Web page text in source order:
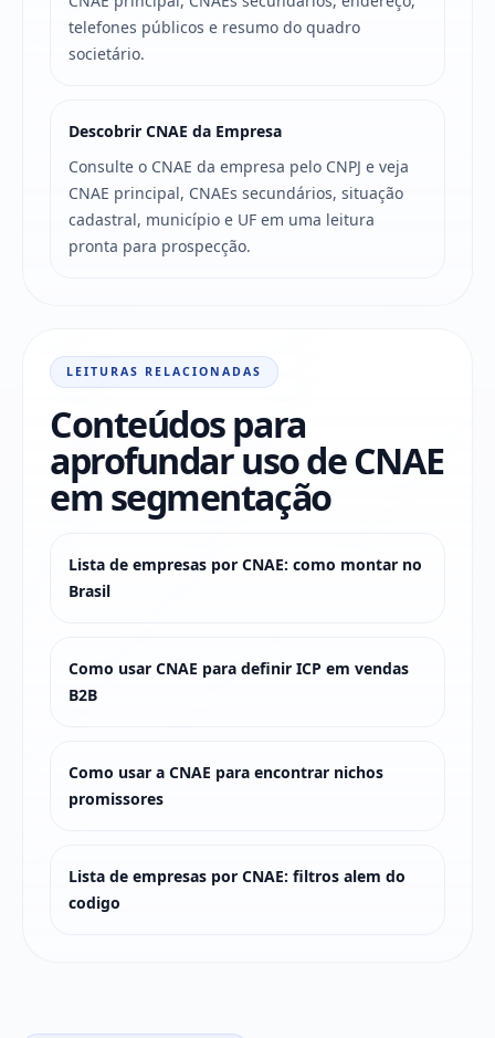
telefones públicos e resumo do quadro
societário.
Descobrir CNAE da Empresa
Consulte o CNAE da empresa pelo CNPJ e veja
CNAE principal, CNAEs secundários, situação
cadastral, município e UF em uma leitura
pronta para prospecção.
LEITURAS RELACIONADAS
Conteúdos para
aprofundar uso de CNAE
em segmentação
Lista de empresas por CNAE: como montar no
Brasil
Como usar CNAE para definir ICP em vendas
B2B
Como usar a CNAE para encontrar nichos
promissores
Lista de empresas por CNAE: filtros alem do
codigo